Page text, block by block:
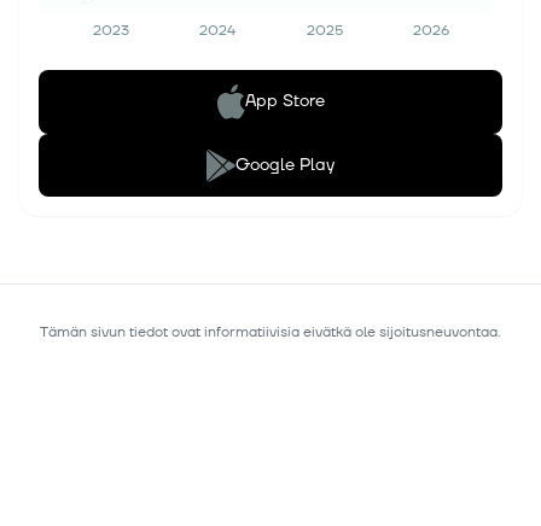
2023 2024 2025 2026
App Store
Google Play
Tämän sivun tiedot ovat informatiivisia eivätkä ole sijoitusneuvontaa.